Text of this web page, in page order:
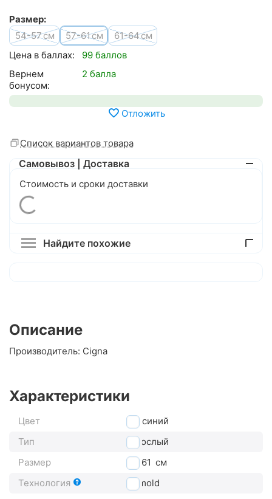
Размер:
54-57см 57-61см 61-64см
Цена в баллах:
99 баллов
Вернем
бонусом:
2 балла
Отложить
Список вариантов товара
Самовывоз | Доставка
Стоимость и сроки доставки
Найдите похожие
Описание
Производитель: Cigna
Характеристики
Цвет
синий
Тип
взрослый
Размер
57-61 см
Технология
In-mold